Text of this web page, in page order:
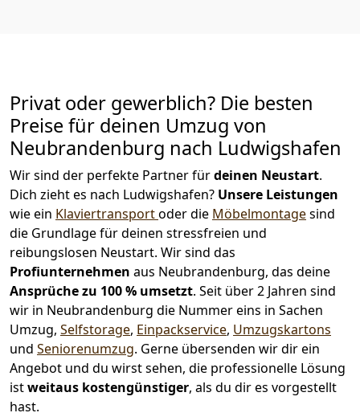
Privat oder gewerblich? Die besten
Preise für deinen Umzug von
Neubrandenburg nach Ludwigshafen
Wir sind der perfekte Partner fürdeinen Neustart.
Dich zieht es nach Ludwigshafen? Unsere Leistungen
wie ein Klaviertransportoder die Möbelmontagesind
die Grundlage für deinen stressfreien und
reibungslosen Neustart. Wir sind das
Profiunternehmen aus Neubrandenburg, das deine
Ansprüche zu 100 % umsetzt. Seit über 2 Jahren sind
wir in Neubrandenburg die Nummer eins in Sachen
Umzug, Selfstorage, Einpackservice, Umzugskartons
und Seniorenumzug. Gerne übersenden wir dir ein
Angebot und du wirst sehen, die professionelle Lösung
istweitaus kostengünstiger, als du dir es vorgestellt
hast.